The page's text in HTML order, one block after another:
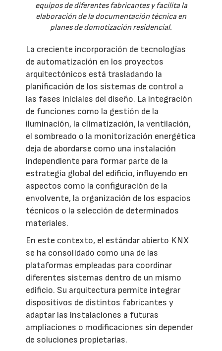
equipos de diferentes fabricantes y facilita la
elaboración de la documentación técnica en
planes de domotización residencial.
La creciente incorporación de tecnologías
de automatización en los proyectos
arquitectónicos está trasladando la
planificación de los sistemas de control a
las fases iniciales del diseño. La integración
de funciones como la gestión de la
iluminación, la climatización, la ventilación,
el sombreado o la monitorización energética
deja de abordarse como una instalación
independiente para formar parte de la
estrategia global del edificio, influyendo en
aspectos como la configuración de la
envolvente, la organización de los espacios
técnicos o la selección de determinados
materiales.
En este contexto, el estándar abierto KNX
se ha consolidado como una de las
plataformas empleadas para coordinar
diferentes sistemas dentro de un mismo
edificio. Su arquitectura permite integrar
dispositivos de distintos fabricantes y
adaptar las instalaciones a futuras
ampliaciones o modificaciones sin depender
de soluciones propietarias.